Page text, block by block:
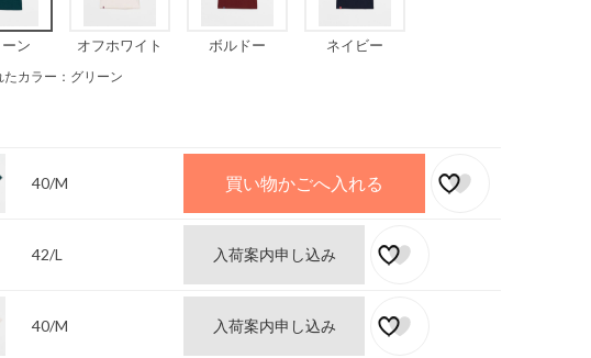
ン オフホワイト ボルドー ネイビー
たカラー：グリーン
40/M 買い物かごへ入れる
42/L 入荷案内申し込み
40/M 入荷案内申し込み